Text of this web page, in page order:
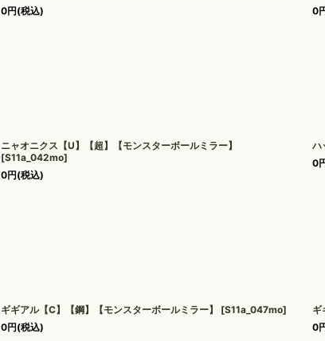
0円(税込)
0
ニャオニクス【U】【超】【モンスターボールミラー】
[S11a_042mo]
0円(税込)
ハ
0
ギギアル【C】【鋼】【モンスターボールミラー】 [S11a_047mo]
0円(税込)
ギ
0